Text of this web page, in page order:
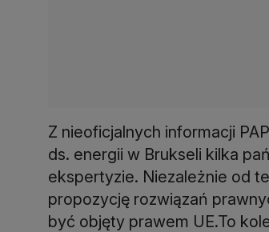
Z nieoficjalnych informacji
ds. energii w Brukseli kilka
ekspertyzie. Niezależnie od
propozycję rozwiązań
być objęty prawem UE.To